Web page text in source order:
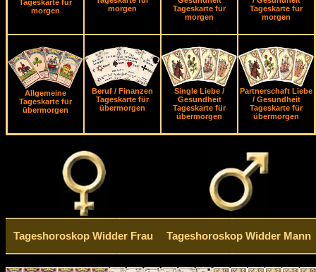
Tageskarte für
morgen
morgen
Tageskarte für
morgen
Tageskarte für
morgen
Allgemeine
Tageskarte für
übermorgen
Beruf / Finanzen
Tageskarte für
übermorgen
Single Liebe /
Gesundheit
Tageskarte für
übermorgen
Partnerschaft Liebe
/ Gesundheit
Tageskarte für
übermorgen
Tageshoroskop Widder Frau Tageshoroskop Widder Mann